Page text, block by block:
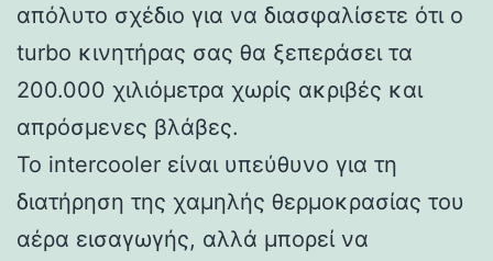
απόλυτο σχέδιο για να διασφαλίσετε ότι ο
turbo κινητήρας σας θα ξεπεράσει τα
200.000 χιλιόμετρα χωρίς ακριβές και
απρόσμενες βλάβες.
Το intercooler είναι υπεύθυνο για τη
διατήρηση της χαμηλής θερμοκρασίας του
αέρα εισαγωγής, αλλά μπορεί να